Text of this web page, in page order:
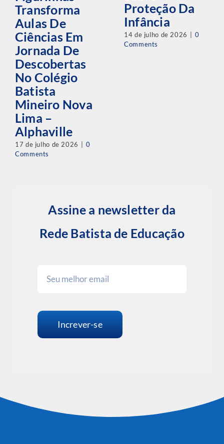
Transforma
Aulas De
Ciências Em
Jornada De
Descobertas
No Colégio
Batista
Mineiro Nova
Lima –
Alphaville
17 de julho de 2026
0
Comments
Proteção Da
Infância
14 de julho de 2026
0
Comments
Assine a newsletter da
Rede Batista de Educação
Increver-se